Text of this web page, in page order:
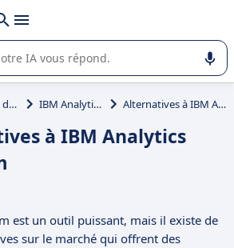
avec
dans l'utilisation ou la sélection de
Analyse de données IBM Analytics Platform Alternatives à IBM Analytics Platform
à IBM Analytics
est un outil puissant, mais il existe de
sur le marché qui offrent des